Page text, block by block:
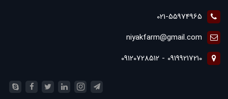
021-55974965
niyakfarm@gmail.com
09199217210 - 09120728512